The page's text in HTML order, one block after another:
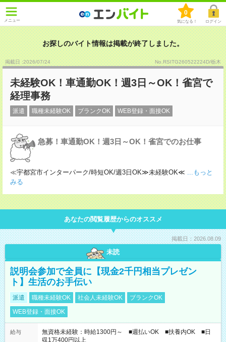
メニュー
0
気になる！ ログイン
お探しのバイト情報は掲載が終了しました。
掲載日 :2026/07/24 No.RSITG260522224D/栃木
未経験OK！車通勤OK！週3日～OK！雀宮で
経理事務
派遣 職種未経験OK ブランクOK WEB登録・面接OK
急募！車通勤OK！週3日～OK！雀宮でのお仕事
≪宇都宮市インターパーク/時短OK/週3日OK≫未経験OK≪ ...もっと
みる
あなたの閲覧履歴からのオススメ
掲載日：2026.08.09
未読
説明会参加で全員に【現金2千円相当プレゼン
ト】生活のお手伝い
派遣 職種未経験OK 社会人未経験OK
ブランクOK
WEB登録・面接OK
給与
無資格未経験：時給1300円～ ■週払いOK ■扶養内OK ■日
収1万400円以上